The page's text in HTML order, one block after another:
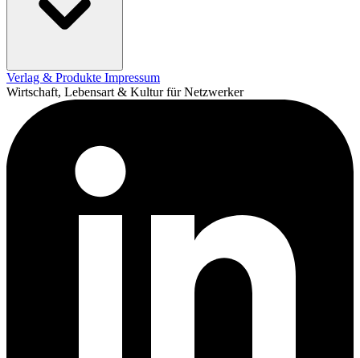
Verlag & Produkte Impressum
Wirtschaft, Lebensart & Kultur für Netzwerker